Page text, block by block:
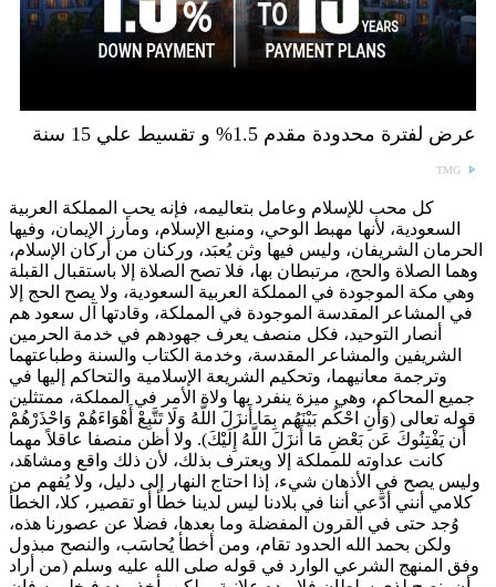
عرض لفترة محدودة مقدم 1.5% و تقسيط علي 15 سنة
TMG
كل محب للإسلام وعامل بتعاليمه، فإنه يحب المملكة العربية
السعودية، لأنها مهبط الوحي، ومنبع الإسلام، ومأرز الإيمان، وفيها
الحرمان الشريفان، وليس فيها وثن يُعبَد، وركنان من أركان الإسلام،
وهما الصلاة والحج، مرتبطان بها، فلا تصح الصلاة إلا باستقبال القبلة
وهي مكة الموجودة في المملكة العربية السعودية، ولا يصح الحج إلا
في المشاعر المقدسة الموجودة في المملكة، وقادتها آل سعود هم
أنصار التوحيد، فكل منصف يعرف جهودهم في خدمة الحرمين
الشريفين والمشاعر المقدسة، وخدمة الكتاب والسنة وطباعتهما
وترجمة معانيهما، وتحكيم الشريعة الإسلامية والتحاكم إليها في
جميع المحاكم، وهي ميزة ينفرد بها ولاة الأمر في المملكة، ممتثلين
قوله تعالى (وَأَنِ احْكُم بَيْنَهُم بِمَا أَنزَلَ اللَّهُ وَلَا تَتَّبِعْ أَهْوَاءَهُمْ وَاحْذَرْهُمْ
أَن يَفْتِنُوكَ عَن بَعْضِ مَا أَنزَلَ اللَّهُ إِلَيْكَ). ولا أظن منصفا عاقلاً مهما
كانت عداوته للمملكة إلا ويعترف بذلك، لأن ذلك واقع ومشاهَد،
وليس يصح في الأذهان شيء، إذا احتاج النهار إلى دليل، ولا يُفهم من
كلامي أنني أدَّعي أننا في بلادنا ليس لدينا خطأ أو تقصير، كلا، الخطأ
وُجد حتى في القرون المفضلة وما بعدها، فضلا عن عصورنا هذه،
ولكن بحمد الله الحدود تقام، ومن أخطأ يُحاسَب، والنصح مبذول
وفق المنهج الشرعي الوارد في قوله صلى الله عليه وسلم (من أراد